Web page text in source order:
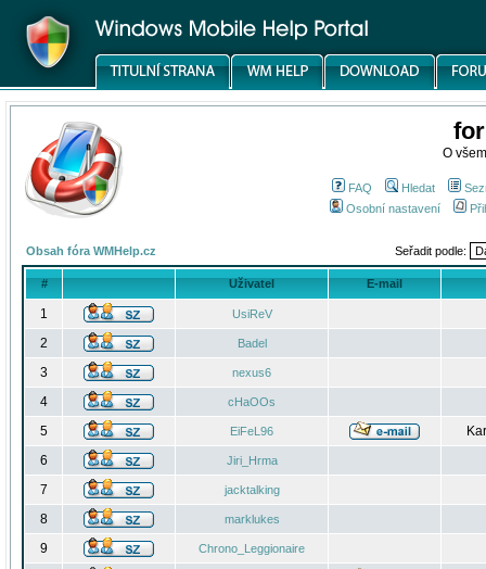
O
FAQ Hledat
Osobní nastavení
Obsah fóra WMHelp.cz Seřadit podle:
# Uživatel E-mail
1 UsiReV
2 Badel
3 nexus6
4 cHaOOs
5 EiFeL96
6
Jiri_Hrma
7 jacktalking
8 marklukes
9 Chrono_Leggionaire